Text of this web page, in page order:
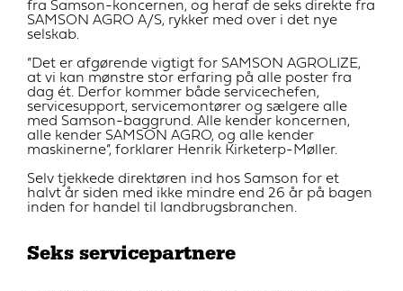
fra Samson-koncernen, og heraf de seks direkte fra
SAMSON AGRO A/S, rykker med over i det nye
selskab.
”Det er afgørende vigtigt for SAMSON AGROLIZE,
at vi kan mønstre stor erfaring på alle poster fra
dag ét. Derfor kommer både servicechefen,
servicesupport, servicemontører og sælgere alle
med Samson-baggrund. Alle kender koncernen,
alle kender SAMSON AGRO, og alle kender
maskinerne”, forklarer Henrik Kirketerp-Møller.
Selv tjekkede direktøren ind hos Samson for et
halvt år siden med ikke mindre end 26 år på bagen
inden for handel til landbrugsbranchen.
Seks servicepartnere